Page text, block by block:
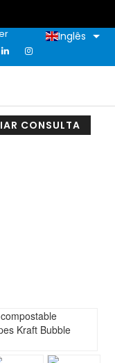
Inglês
CONSULTA